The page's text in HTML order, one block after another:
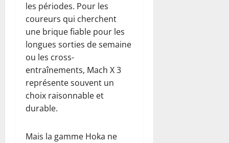
les périodes. Pour les
coureurs qui cherchent
une brique fiable pour les
longues sorties de semaine
ou les cross-
entraînements, Mach X 3
représente souvent un
choix raisonnable et
durable.
Mais la gamme Hoka ne